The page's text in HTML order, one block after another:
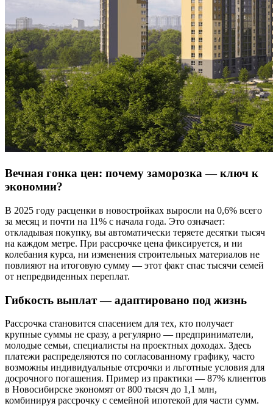
Вечная гонка цен: почему заморозка — ключ к
экономии?
В 2025 году расценки в новостройках выросли на 0,6% всего
за месяц и почти на 11% с начала года. Это означает:
откладывая покупку, вы автоматически теряете десятки тысяч
на каждом метре. При рассрочке цена фиксируется, и ни
колебания курса, ни изменения строительных материалов не
повлияют на итоговую сумму — этот факт спас тысячи семей
от непредвиденных переплат.
Гибкость выплат — адаптировано под жизнь
Рассрочка становится спасением для тех, кто получает
крупные суммы не сразу, а регулярно — предприниматели,
молодые семьи, специалисты на проектных доходах. Здесь
платежи распределяются по согласованному графику, часто
возможны индивидуальные отсрочки и льготные условия для
досрочного погашения. Пример из практики — 87% клиентов
в Новосибирске экономят от 800 тысяч до 1,1 млн,
комбинируя рассрочку с семейной ипотекой для части сумм.